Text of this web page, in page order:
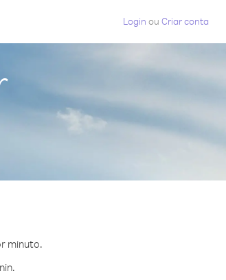
Login ou Criar conta
minuto.